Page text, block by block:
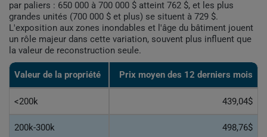
par paliers : 650 000 à 700 000 $ atteint 762 $, et les plus
grandes unités (700 000 $ et plus) se situent à 729 $.
L'exposition aux zones inondables et l'âge du bâtiment jouent
un rôle majeur dans cette variation, souvent plus influent que
la valeur de reconstruction seule.
Valeur de la propriété Prix moyen des 12 derniers mois
<200k 439,04$
200k-300k 498,76$